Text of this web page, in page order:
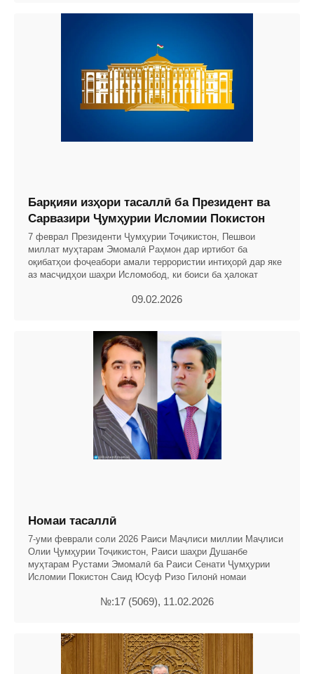
Барқияи изҳори тасаллӣ ба Президент ва
Сарвазири Ҷумҳурии Исломии Покистон
7 феврал Президенти Ҷумҳурии Тоҷикистон, Пешвои
миллат муҳтарам Эмомалӣ Раҳмон дар иртибот ба
оқибатҳои фоҷеабори амали террористии интиҳорӣ дар яке
аз масҷидҳои шаҳри Исломобод, ки боиси ба ҳалокат
09.02.2026
Номаи тасаллӣ
7-уми феврали соли 2026 Раиси Маҷлиси миллии Маҷлиси
Олии Ҷумҳурии Тоҷикистон, Раиси шаҳри Душанбе
муҳтарам Рустами Эмомалӣ ба Раиси Сенати Ҷумҳурии
Исломии Покистон Саид Юсуф Ризо Гилонӣ номаи
№:17 (5069), 11.02.2026